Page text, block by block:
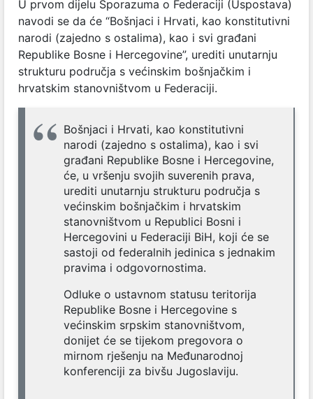
U prvom dijelu Sporazuma o Federaciji (Uspostava)
navodi se da će “Bošnjaci i Hrvati, kao konstitutivni
narodi (zajedno s ostalima), kao i svi građani
Republike Bosne i Hercegovine”, urediti unutarnju
strukturu područja s većinskim bošnjačkim i
hrvatskim stanovništvom u Federaciji.
Bošnjaci i Hrvati, kao konstitutivni
narodi (zajedno s ostalima), kao i svi
građani Republike Bosne i Hercegovine,
će, u vršenju svojih suverenih prava,
urediti unutarnju strukturu područja s
većinskim bošnjačkim i hrvatskim
stanovništvom u Republici Bosni i
Hercegovini u Federaciji BiH, koji će se
sastoji od federalnih jedinica s jednakim
pravima i odgovornostima.
Odluke o ustavnom statusu teritorija
Republike Bosne i Hercegovine s
većinskim srpskim stanovništvom,
donijet će se tijekom pregovora o
mirnom rješenju na Međunarodnoj
konferenciji za bivšu Jugoslaviju.